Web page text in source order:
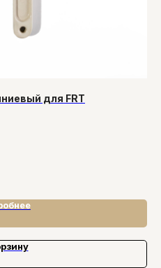
для FRT